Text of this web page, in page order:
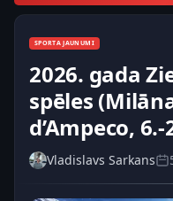
SPORTA JAUNUMI
2026. gada
spēles
d’Ampeco,
Vladislavs Sarkans